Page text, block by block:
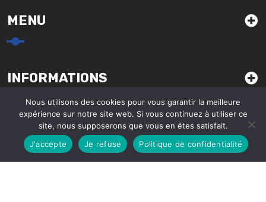
MENU
INFORMATIONS
Tables de soudures JPS 2026 © - Tous droits réservés.
Nous utilisons des cookies pour vous garantir la meilleure
expérience sur notre site web. Si vous continuez à utiliser ce
site, nous supposerons que vous en êtes satisfait.
J'accepte
Je refuse Politique de confidentialité